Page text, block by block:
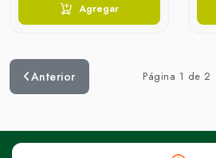
Agregar
Anterior Página 1 de 2